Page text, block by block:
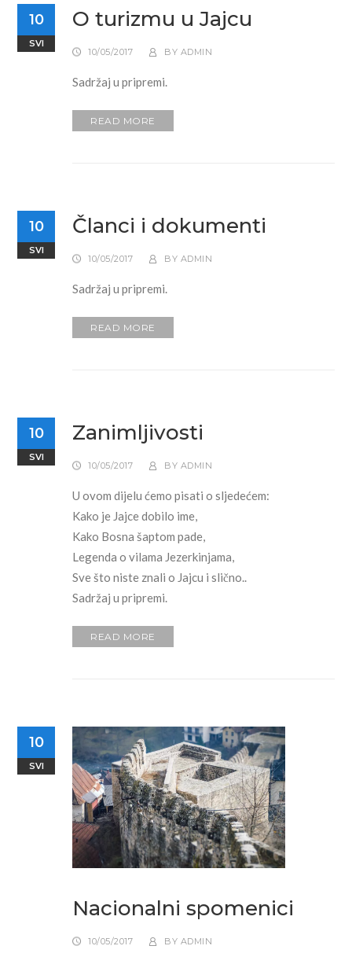
10
SVI
O turizmu u Jajcu
10/05/2017 BY ADMIN
Sadržaj u pripremi.
READ MORE
10
SVI
Članci i dokumenti
10/05/2017 BY ADMIN
Sadržaj u pripremi.
READ MORE
10
SVI
Zanimljivosti
10/05/2017 BY ADMIN
U ovom dijelu ćemo pisati o sljedećem:
Kako je Jajce dobilo ime,
Kako Bosna šaptom pade,
Legenda o vilama Jezerkinjama,
Sve što niste znali o Jajcu i slično..
Sadržaj u pripremi.
READ MORE
10
SVI
Nacionalni spomenici
10/05/2017 BY ADMIN